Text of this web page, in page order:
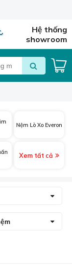
Hệ thống
showroom
Nệm Lò Xo Everon
Xem tất cả